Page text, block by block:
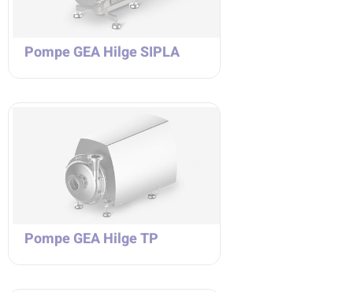
Pompe GEA Hilge SIPLA
Pompe GEA Hilge TP